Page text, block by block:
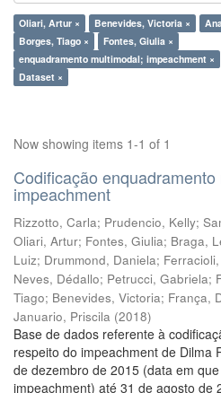
Oliari, Artur × Benevides, Victoria ×
Borges, Tiago ×
Fontes, Giulia ×
enquadramento multimodal; impeachment ×
Dataset ×
Now showing items 1-1 of 1
Codificação
impeachment
Rizzotto, Carla; Prudencio, Kelly;
Oliari, Artur; Fontes, Giulia; Braga,
Luiz; Drummond, Daniela;
Neves, Dédallo; Petrucci, Gabriela;
Tiago; Benevides, Victoria; França,
Januario, Priscila (2018)
Base de dados referente à
respeito do impeachment de Dilma
de dezembro de 2015 (data em
impeachment) até 31 de agosto de